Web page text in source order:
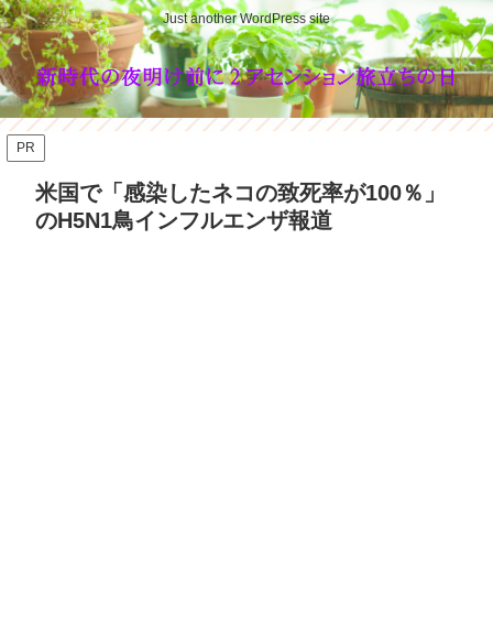
Just another WordPress site
PR
米国で「感染したネコの致死率が100％」
のH5N1鳥インフルエンザ報道